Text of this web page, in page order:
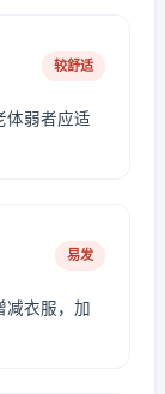
较舒适
体弱者应适
易发
减衣服，加